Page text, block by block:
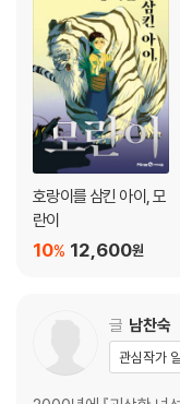
1983년, 한반도에는 여
대한항공 여객기 피격
단으로 인한 크고 작은
6.25 전쟁일을 앞두고
나라가 여전히 전쟁 중
년, 휴전 협정 체결 30주
그램을 기획해서 1983
생방송으로 방영했습니
산가족들의 사연이 봇물
족 상봉이 이루어졌습니다.
“어떤 일이 닥쳐도 힘을 합
이겨 낼 수 있다는 믿음이
1987년 유월의 거리를
1 잘살아 보세 9
2 금은보화가 가득한 방 21
3 개 삽니다 31
4 돌아갈 수 없는 고향 40
5 연탄가스를 마신 날 50
6 억울한 누명 62
7 행복 뒤에는 슬픔이 72
8 블라우스 공장 2번 시
9 비는 언젠가 그친다 94
10 전태일이 누구예요?
13 청계천 옆 판잣집 133
14 성냥팔이 소녀의 이름
15 나는 기계가 아니다 157
호랑이를 삼킨 아이, 모
란이
12,600원
10%
글 남찬숙
관심작가